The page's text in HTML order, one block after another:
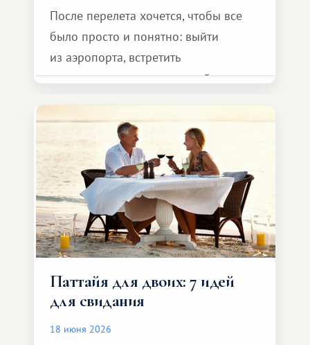
После перелета хочется, чтобы все
было просто и понятно: выйти
из аэропорта, встретить
представителя транспортной
и спокойно доехать до курорта.
Паттайя для двоих: 7 идей
для свидания
18 июня 2026